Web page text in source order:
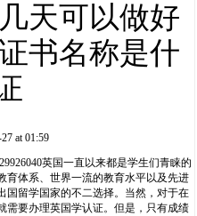
天可以做好
书名称是什
at 01:59
英国一直以来都是学生们青睐的
育体系、世界一流的教育水平以及先进
国留学国家的不二选择。当然，对于在
需要办理英国学认证。但是，只有成绩